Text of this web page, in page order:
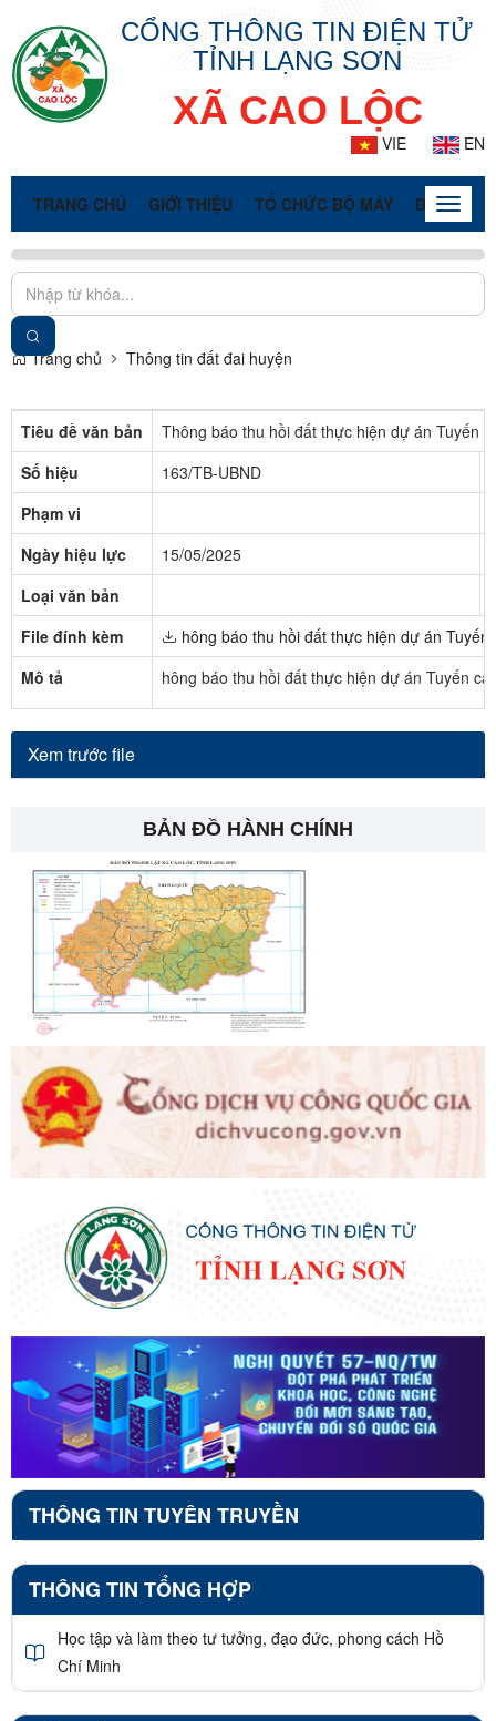
CỔNG THÔNG TIN ĐIỆN TỬ
TỈNH LẠNG SƠN
XÃ CAO LỘC
VIE EN
TRANG CHỦ GIỚI THIỆU TỔ CHỨC BỘ MÁY DOANH
Toggle
Trang chủ Thông tin đất đai huyện
Tiêu đề văn bản
Thông báo thu hồi đất thực hiện dự án Tuyến
Số hiệu
163/TB-UBND
Phạm vi
Ngày hiệu lực
15/05/2025
Loại văn bản
File đính kèm
hông báo thu hồi đất thực hiện dự án
Mô tả
hông báo thu hồi đất thực hiện dự án Tuyến
Xem trước file
BẢN ĐỒ HÀNH CHÍNH
THÔNG TIN TUYÊN TRUYỀN
THÔNG TIN TỔNG HỢP
Học tập và làm theo tư tưởng, đạo đức, phong cách Hồ
Chí Minh